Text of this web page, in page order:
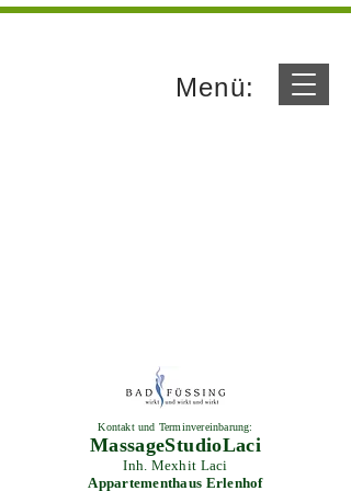
Menü:
Kontakt und Terminvereinbarung:
MassageStudioLaci
Inh. Mexhit Laci
Appartementhaus Erlenhof